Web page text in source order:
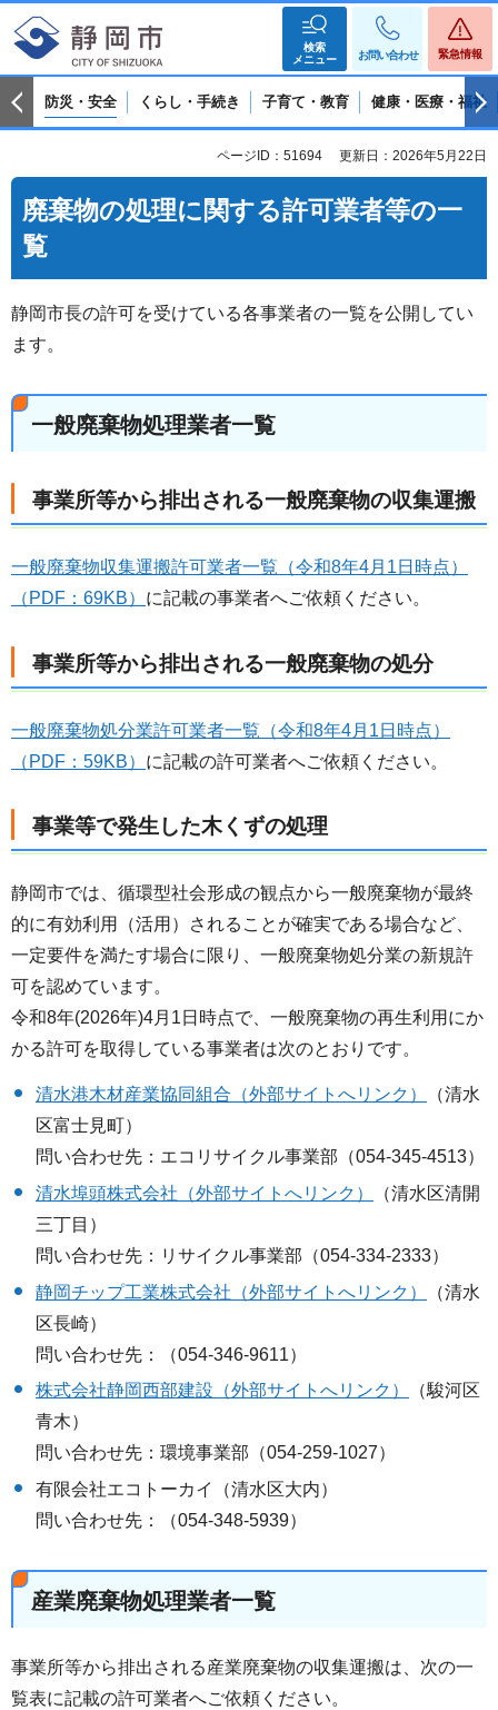
検索
メニュー
お問い合わせ 緊急情報
防災・安全 くらし・手続き 子育て・教育 健康・医療・福祉
ページID：51694 更新日：2026年5月22日
廃棄物の処理に関する許可業者等の一
覧
静岡市長の許可を受けている各事業者の一覧を公開してい
ます。
一般廃棄物処理業者一覧
事業所等から排出される一般廃棄物の収集運搬
一般廃棄物収集運搬許可業者一覧（令和8年4月1日時点）
（PDF：69KB） に記載の事業者へご依頼ください。
事業所等から排出される一般廃棄物の処分
一般廃棄物処分業許可業者一覧（令和8年4月1日時点）
（PDF：59KB） に記載の許可業者へご依頼ください。
事業等で発生した木くずの処理
静岡市では、循環型社会形成の観点から一般廃棄物が最終
的に有効利用（活用）されることが確実である場合など、
一定要件を満たす場合に限り、一般廃棄物処分業の新規許
可を認めています。
令和8年(2026年)4月1日時点で、一般廃棄物の再生利用にか
かる許可を取得している事業者は次のとおりです。
清水港木材産業協同組合（外部サイトへリンク）
（清水
区富士見町）
問い合わせ先：エコリサイクル事業部（054-345-4513）
清水埠頭株式会社（外部サイトへリンク）
（清水区清開
三丁目）
問い合わせ先：リサイクル事業部（054-334-2333）
静岡チップ工業株式会社（外部サイトへリンク）
（清水
区長崎）
問い合わせ先：（054-346-9611）
株式会社静岡西部建設（外部サイトへリンク）
（駿河区
青木）
問い合わせ先：環境事業部（054-259-1027）
有限会社エコトーカイ（清水区大内）
問い合わせ先：（054-348-5939）
産業廃棄物処理業者一覧
事業所等から排出される産業廃棄物の収集運搬は、次の一
覧表に記載の許可業者へご依頼ください。